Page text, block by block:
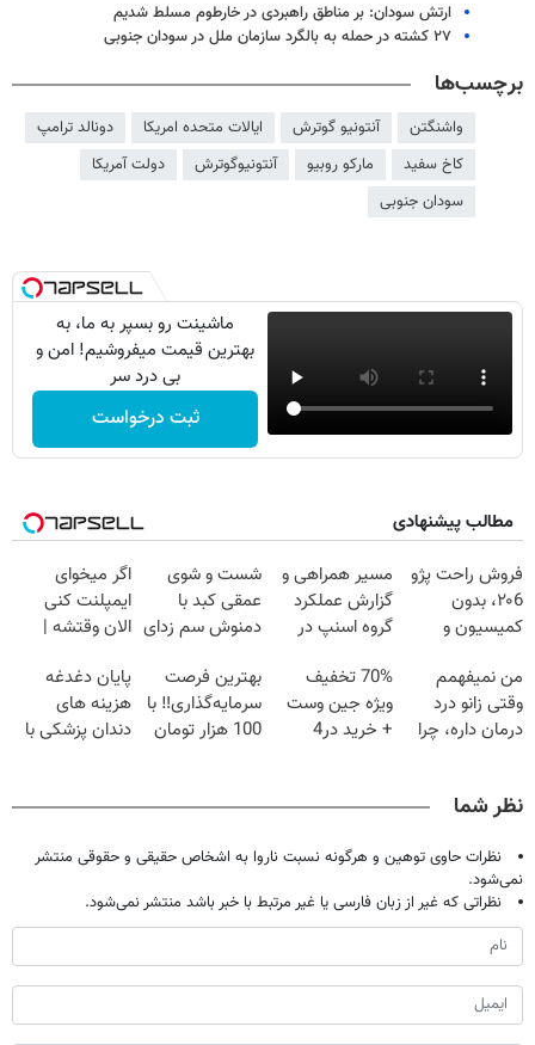
ارتش سودان: بر مناطق راهبردی در خارطوم مسلط شدیم
۲۷ کشته در حمله به بالگرد سازمان ملل در سودان جنوبی
برچسب‌ها
واشنگتن آنتونیو گوترش ایالات متحده امریکا
دونالد ترامپ
کاخ سفید
مارکو روبیو آنتونیوگوترش
دولت آمریکا
سودان جنوبی
ماشینت رو بسپر به ما، به
بهترین قیمت میفروشیم! امن و
بی درد سر
ثبت درخواست
مطالب پیشنهادی
فروش راحت پژو
۲۰6، بدون
کمیسیون و
مسیر همراهی و
گزارش عملکرد
گروه اسنپ در
شست و شوی
عمقی کبد با
دمنوش سم زدای
اگر میخوای
ایمپلنت کنی
الان وقتشه |
میلیون تومان!!!
من نمیفهمم
وقتی زانو درد
درمان داره، چرا
70% تخفیف
ویژه جین وست
+ خرید در4
بهترین فرصت
سرمایه‌گذاری‼️ با
100 هزار تومان
پایان دغدغه
هزینه های
دندان پزشکی با
نظر شما
نظرات حاوی توهین و هرگونه نسبت ناروا به اشخاص حقیقی و حقوقی منتشر
نمی‌شود.
نظراتی که غیر از زبان فارسی یا غیر مرتبط با خبر باشد منتشر نمی‌شود.